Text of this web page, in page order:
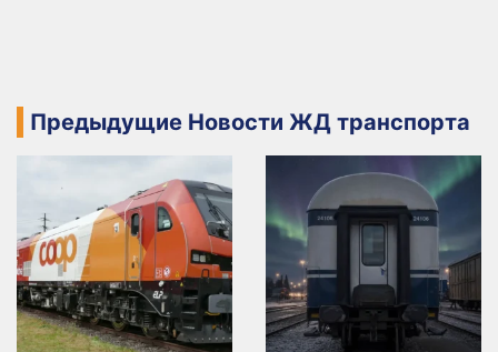
Предыдущие Новости ЖД транспорта